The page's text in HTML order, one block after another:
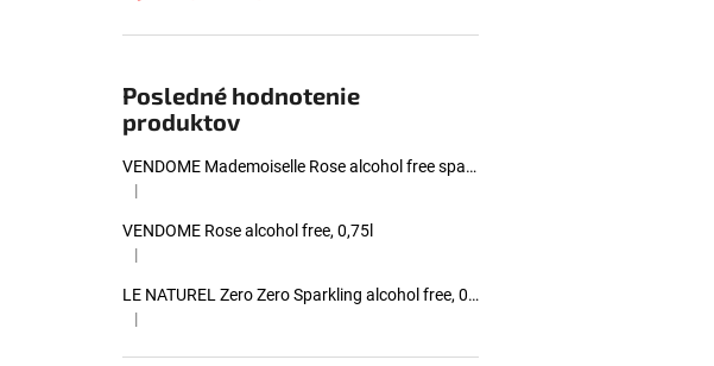
Posledné hodnotenie
produktov
VENDOME Mademoiselle Rose alcohol free sparkling, 0,75l
Hodnotenie produktu je 4 z 5 hviezdičiek.
|
VENDOME Rose alcohol free, 0,75l
Hodnotenie produktu je 4 z 5 hviezdičiek.
|
LE NATUREL Zero Zero Sparkling alcohol free, 0,00%, 0,75l
Hodnotenie produktu je 4 z 5 hviezdičiek.
|